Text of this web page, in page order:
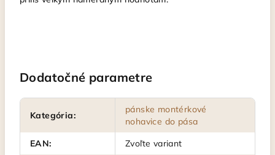
Dodatočné parametre
Kategória:
pánske montérkové
nohavice do pása
EAN: Zvoľte variant